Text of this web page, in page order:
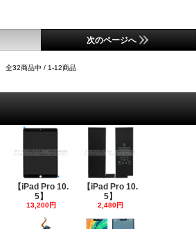
次のページへ
全32商品中 / 1-12商品
【iPad Pro 10.
5】
13,200円
【iPad Pro 10.
5】
2,480円